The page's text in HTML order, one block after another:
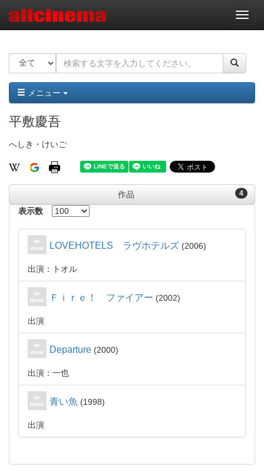
ナ
ビ
ー
ョ
ン
メニュー
平敷慶吾
へしき・けいご
4
作品
表示数
LOVEHOTELS ラヴホテルズ 2006
出演：トオル
Ｆｉｒｅ！ ファイアー 2002
出演
Departure 2000
出演：一也
青い魚 1998
出演